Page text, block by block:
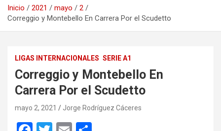
Inicio 2021 mayo
2
Correggio y Montebello En Carrera Por el Scudetto
LIGAS INTERNACIONALES SERIE A1
Correggio y Montebello En
Carrera Por el Scudetto
mayo 2, 2021 Jorge Rodríguez Cáceres